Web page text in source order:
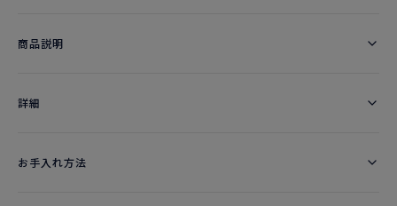
商品説明
詳細​
お手入れ方法